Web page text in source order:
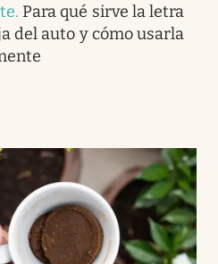
. Para qué sirve la letra
del auto y cómo usarla